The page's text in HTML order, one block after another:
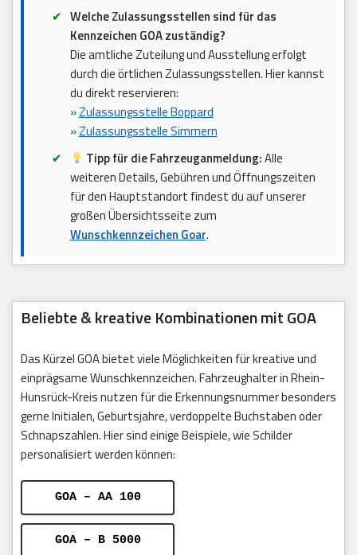
Welche Zulassungsstellen sind für das
Kennzeichen GOA zuständig?
Die amtliche Zuteilung und Ausstellung erfolgt
durch die örtlichen Zulassungsstellen. Hier kannst
du direkt reservieren:
»Zulassungsstelle Boppard
»Zulassungsstelle Simmern
Tipp für die Fahrzeuganmeldung:Alle
weiteren Details, Gebühren und Öffnungszeiten
für den Hauptstandort findest du auf unserer
großen Übersichtsseite zum
Wunschkennzeichen Goar.
Beliebte & kreative Kombinationen mit GOA
Das Kürzel GOA bietet viele Möglichkeiten für kreative und
einprägsame Wunschkennzeichen. Fahrzeughalter in Rhein-
Hunsrück-Kreis nutzen für die Erkennungsnummer besonders
gerne Initialen, Geburtsjahre, verdoppelte Buchstaben oder
Schnapszahlen. Hier sind einige Beispiele, wie Schilder
personalisiert werden können:
GOA – AA 100
GOA – B 5000